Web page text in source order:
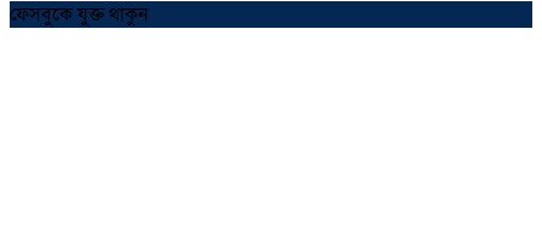
ফেসবুকে যুক্ত থাকুন